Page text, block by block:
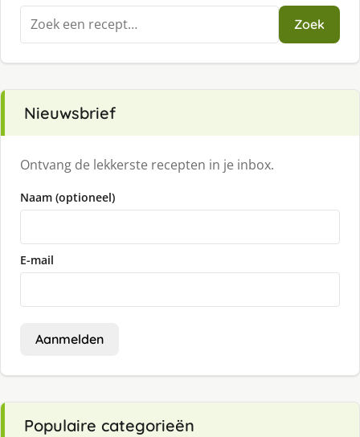
Zoeken
naar:
Zoek
Nieuwsbrief
Ontvang de lekkerste recepten in je inbox.
Naam (optioneel)
E-mail
Aanmelden
Populaire categorieën